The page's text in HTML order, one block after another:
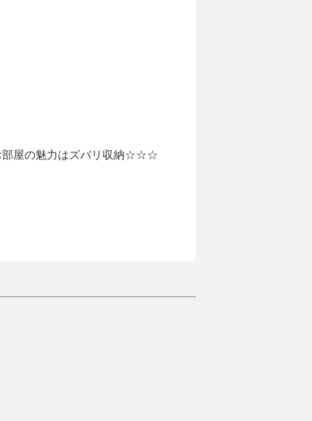
部屋の魅力はズバリ収納☆☆☆